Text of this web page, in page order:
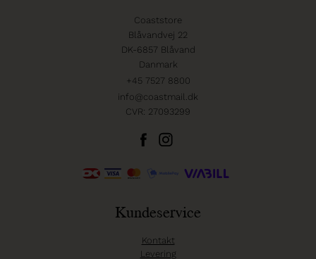
Coaststore
Blåvandvej 22
DK-6857 Blåvand
Danmark
+45 7527 8800
info@coastmail.dk
CVR: 27093299
Kundeservice
Kontakt
Levering